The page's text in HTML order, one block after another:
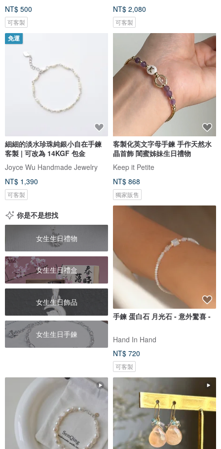
NT$ 500
可客製
NT$ 2,080
可客製
免運
細細的淡水珍珠純銀小自在手鍊
客製 | 可改為 14KGF 包金
Joyce Wu Handmade Jewelry
NT$ 1,390
可客製
客製化英文字母手鍊 手作天然水
晶首飾 閨蜜姊妹生日禮物
Keep it Petite
NT$ 868
獨家販售
你是不是想找
女生生日禮物
女生生日禮盒
女生生日飾品
女生生日手鍊
手鍊 蛋白石 月光石 - 意外驚喜 -
Hand In Hand
NT$ 720
可客製